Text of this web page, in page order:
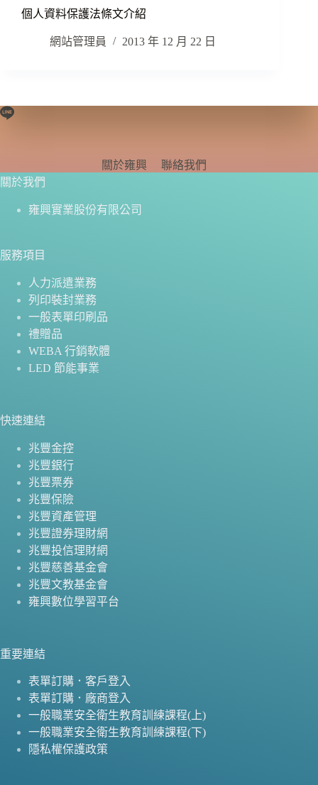
個人資料保護法條文介紹
網站管理員 2013 年 12 月 22 日
關於雍興
聯絡我們
關於我們
雍興實業股份有限公司
服務項目
人力派遣業務
列印裝封業務
一般表單印刷品
禮贈品
WEBA 行銷軟體
LED 節能事業
快速連結
兆豐金控
兆豐銀行
兆豐票券
兆豐保險
兆豐資產管理
兆豐證券理財網
兆豐投信理財網
兆豐慈善基金會
兆豐文教基金會
雍興數位學習平台
重要連結
表單訂購．客戶登入
表單訂購．廠商登入
一般職業安全衛生教育訓練課程(上)
一般職業安全衛生教育訓練課程(下)
隱私權保護政策